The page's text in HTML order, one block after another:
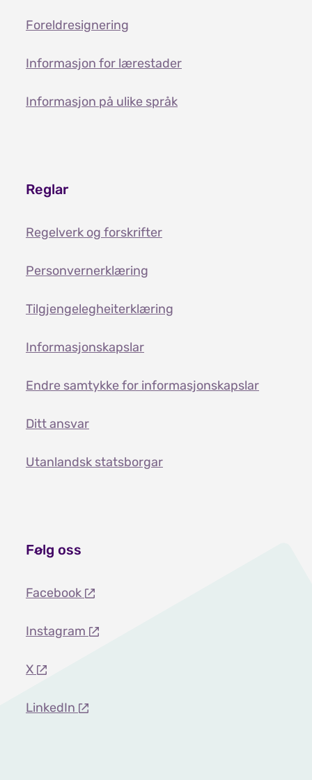
Foreldresignering
Informasjon for lærestader
Informasjon på ulike språk
Reglar
Regelverk og forskrifter
Personvernerklæring
Tilgjengelegheiterklæring
Informasjonskapslar
Endre samtykke for informasjonskapslar
Ditt ansvar
Utanlandsk statsborgar
Følg oss
Facebook
Instagram
X
LinkedIn